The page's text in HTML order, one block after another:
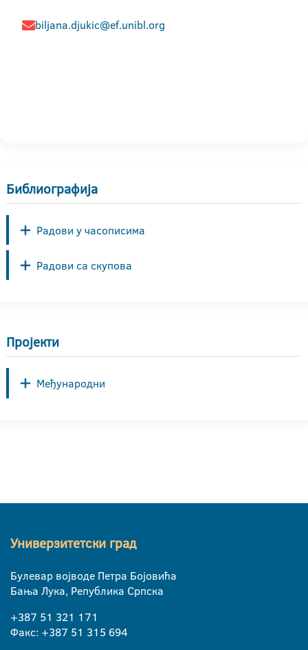
biljana.djukic@ef.unibl.org
Библиографија
Радови у часописима
Радови са скупова
Пројекти
Међународни
Универзитетски град
Булевар војводе Петра Бојовића
Бања Лука, Република Српска
+387 51 321 171
Факс: +387 51 315 694